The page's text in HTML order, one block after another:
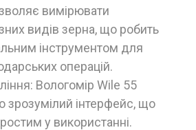
вимірювати
видів зерна, що робить
інструментом для
операцій.
Вологомір Wile 55
зрозумілий інтерфейс, що
у використанні.